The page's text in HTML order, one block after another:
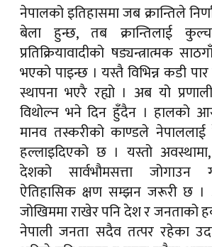
नेपालको इतिहासमा जब क्रान्तिले
बेला हुन्छ, तब क्रान्तिलाई
प्रतिक्रियावादीको षड्यन्त्रात्मक
भएको पाइन्छ । यस्तै विभिन्न कडी
स्थापना भएरै रह्यो । अब यो
विथोल्न भने दिन हुँदैन । हालको
मानव तस्करीको काण्डले नेपाललाई
हल्लाइदिएको छ । यस्तो
देशको सार्वभौमसत्ता जोगाउन
ऐतिहासिक क्षण सम्झन जरूरी छ ।
जोखिममा राखेर पनि देश र जनताको
नेपाली जनता सदैव तत्पर रहेका